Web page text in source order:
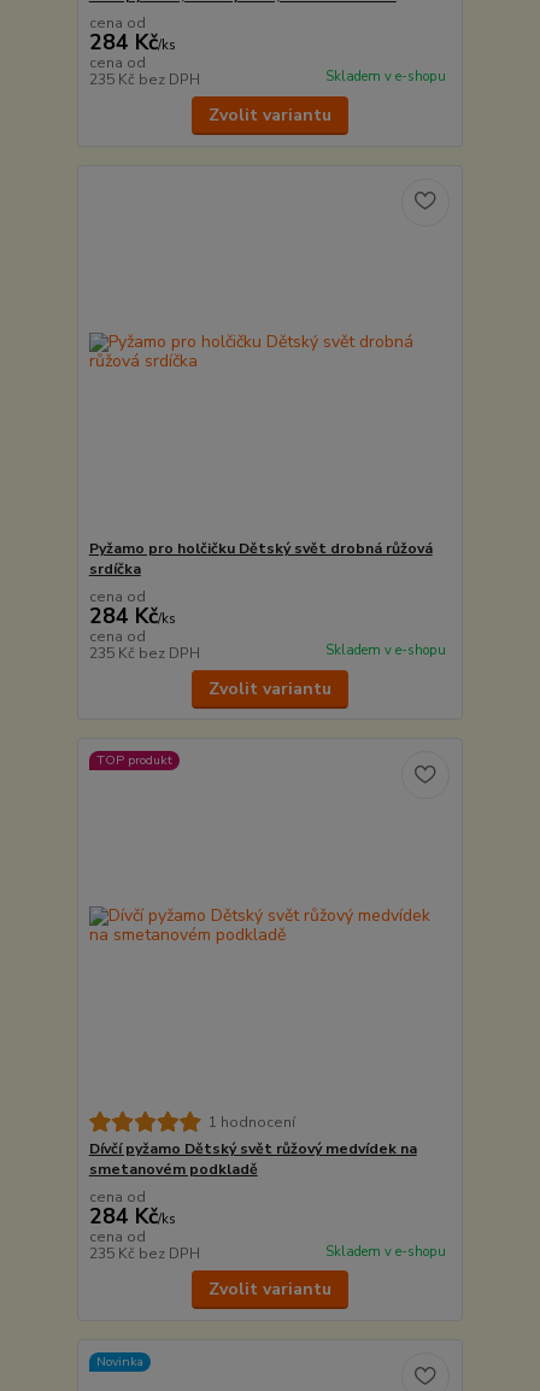
cena od
284 Kč/ks
cena od
235 Kč bez DPH Skladem v e-shopu
Zvolit variantu
Pyžamo pro holčičku Dětský svět drobná růžová
srdíčka
cena od
284 Kč/ks
cena od
235 Kč bez DPH Skladem v e-shopu
Zvolit variantu
TOP produkt
1 hodnocení
Dívčí pyžamo Dětský svět růžový medvídek na
smetanovém podkladě
cena od
284 Kč/ks
cena od
235 Kč bez DPH Skladem v e-shopu
Zvolit variantu
Novinka